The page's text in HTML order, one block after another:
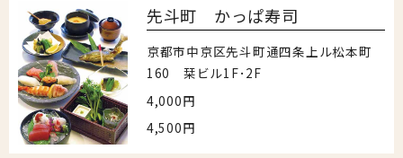
先斗町 かっぱ寿司
京都市中京区先斗町通四条上ル松本町
160 栞ビル1F･2F
4,000円
4,500円